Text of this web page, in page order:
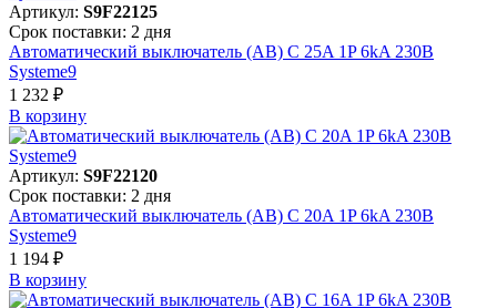
Артикул: S9F22125
Срок поставки: 2 дня
Автоматический выключатель (АВ) C 25A 1P 6kA 230В
Systeme9
1 232 ₽
В корзинy
Артикул: S9F22120
Срок поставки: 2 дня
Автоматический выключатель (АВ) C 20A 1P 6kA 230В
Systeme9
1 194 ₽
В корзинy